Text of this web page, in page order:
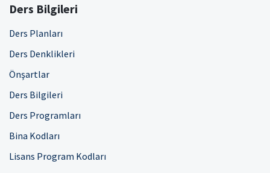
Ders Bilgileri
Ders Planları
Ders Denklikleri
Önşartlar
Ders Bilgileri
Ders Programları
Bina Kodları
Lisans Program Kodları